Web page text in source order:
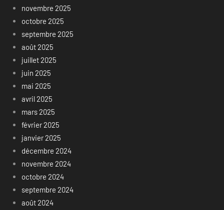
novembre 2025
octobre 2025
septembre 2025
août 2025
juillet 2025
juin 2025
mai 2025
avril 2025
mars 2025
février 2025
janvier 2025
décembre 2024
novembre 2024
octobre 2024
septembre 2024
août 2024